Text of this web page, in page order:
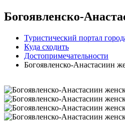
Богоявленско-
Туристический портал
Куда сходить
Достопримечательности
Богоявленско-Анастасиин